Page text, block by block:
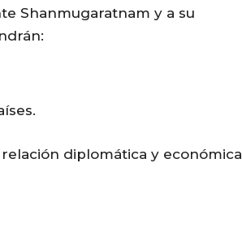
Shanmugaratnam y a su
diplomática y económica